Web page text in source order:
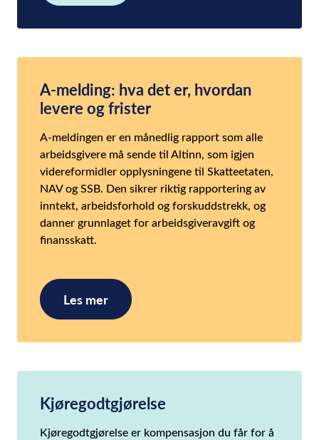
A-melding: hva det er, hvordan
levere og frister
A-meldingen er en månedlig rapport som alle
arbeidsgivere må sende til Altinn, som igjen
videreformidler opplysningene til Skatteetaten,
NAV og SSB. Den sikrer riktig rapportering av
inntekt, arbeidsforhold og forskuddstrekk, og
danner grunnlaget for arbeidsgiveravgift og
finansskatt.
Les mer
Kjøregodtgjørelse
Kjøregodtgjørelse er kompensasjon du får for å